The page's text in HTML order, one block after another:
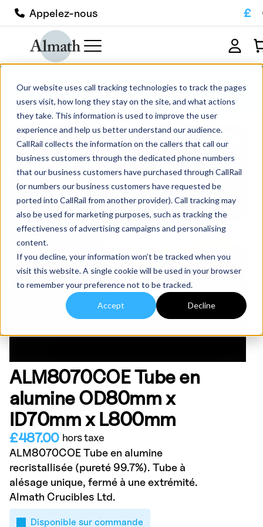
Our website uses call tracking technologies to track the pages
users visit, how long they stay on the site, and what actions
they take. This information is used to improve the user
experience and help us better understand our audience.
CallRail collects the information on the callers that call our
business customers through the dedicated phone numbers
that our business customers have purchased through CallRail
(or numbers our business customers have requested be
ported into CallRail from another provider). Call tracking may
also be used for marketing purposes, such as tracking the
effectiveness of advertising campaigns and personalising
content.
If you decline, your information won’t be tracked when you
visit this website. A single cookie will be used in your browser
to remember your preference not to be tracked.
Accept Decline
Appelez-nous £
ALM8070COE Tube en alumine
OD80mm x ID70mm x L800mm
ALM8070COE Tube en
alumine OD80mm x
ID70mm x L800mm
£487.00 hors taxe
ALM8070COE Tube en alumine
recristallisée (pureté 99.7%). Tube à
alésage unique, fermé à une extrémité.
Almath Crucibles Ltd.
Disponible sur commande